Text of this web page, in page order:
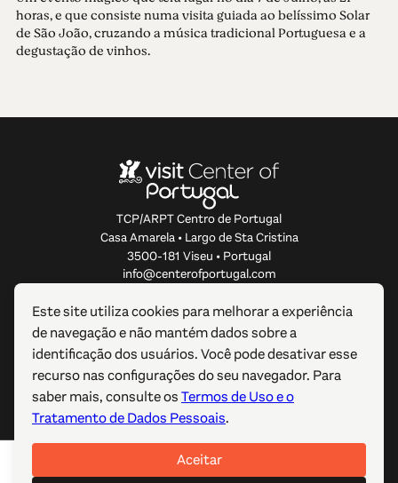
horas, e que consiste numa visita guiada ao belíssimo Solar
de São João, cruzando a música tradicional Portuguesa e a
degustação de vinhos.
TCP/ARPT Centro de Portugal
Casa Amarela • Largo de Sta Cristina
3500-181 Viseu • Portugal
info@centerofportugal.com
SOBRE ESTE WEBSITE
LIGAÇÕES ÚTEIS
SIGA-NOS
© 2012-2026 TCP/ARPT Centro de Portugal. Todos os
Este site utiliza cookies para melhorar a experiência
de navegação e não mantém dados sobre a
identificação dos usuários. Você pode desativar esse
recurso nas configurações do seu navegador. Para
saber mais, consulte osTermos de Uso e o
Tratamento de Dados Pessoais.
Aceitar